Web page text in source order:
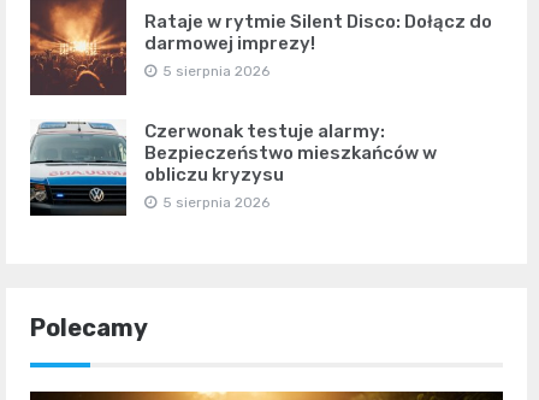
Rataje w rytmie Silent Disco: Dołącz do
darmowej imprezy!
5 sierpnia 2026
Czerwonak testuje alarmy:
Bezpieczeństwo mieszkańców w
obliczu kryzysu
5 sierpnia 2026
Polecamy